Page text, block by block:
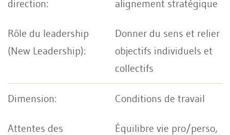
alignement stratégique
Donner du sens et relier
objectifs individuels et
collectifs
Conditions de travail
Équilibre vie pro/perso,